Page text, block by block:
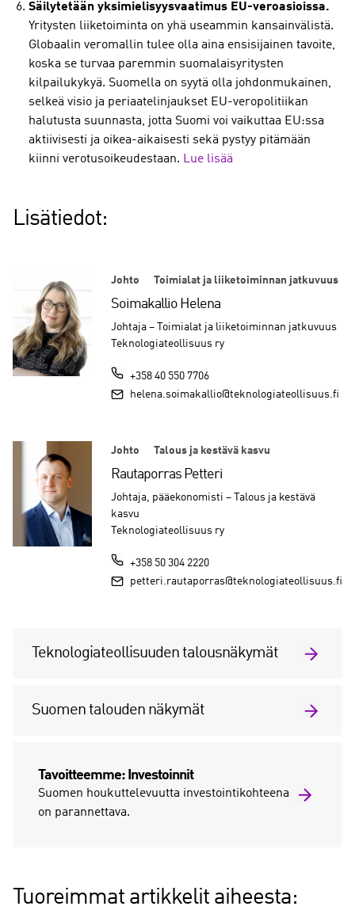
Säilytetään yksimielisyysvaatimus EU-veroasioissa.
Yritysten liiketoiminta on yhä useammin kansainvälistä.
Globaalin veromallin tulee olla aina ensisijainen tavoite,
koska se turvaa paremmin suomalaisyritysten
kilpailukykyä. Suomella on syytä olla johdonmukainen,
selkeä visio ja periaatelinjaukset EU-veropolitiikan
halutusta suunnasta, jotta Suomi voi vaikuttaa EU:ssa
aktiivisesti ja oikea-aikaisesti sekä pystyy pitämään
kiinni verotusoikeudestaan. Lue lisää
Lisätiedot:
Johto Toimialat ja liiketoiminnan jatkuvuus
Soimakallio Helena
Johtaja – Toimialat ja liiketoiminnan jatkuvuus
Teknologiateollisuus ry
+358 40 550 7706
helena.soimakallio@teknologiateollisuus.fi
Johto Talous ja kestävä kasvu
Rautaporras Petteri
Johtaja, pääekonomisti – Talous ja kestävä
kasvu
Teknologiateollisuus ry
+358 50 304 2220
petteri.rautaporras@teknologiateollisuus.fi
Teknologiateollisuuden talousnäkymät
Suomen talouden näkymät
Tavoitteemme: Investoinnit
Suomen houkuttelevuutta investointikohteena
on parannettava.
Tuoreimmat artikkelit aiheesta: